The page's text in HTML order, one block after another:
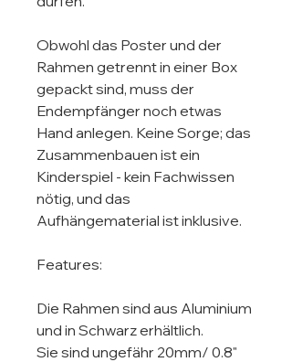
Obwohl das Poster und der
Rahmen getrennt in einer Box
gepackt sind, muss der
Endempfänger noch etwas
Hand anlegen. Keine Sorge; das
Zusammenbauen ist ein
Kinderspiel - kein Fachwissen
nötig, und das
Aufhängematerial ist inklusive.
Features:
Die Rahmen sind aus Aluminium
und in Schwarz erhältlich.
Sie sind ungefähr 20mm/ 0.8"